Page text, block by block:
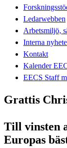
Ledarwebben
Arbetsmiljö,
Interna
Kontakt
Kalender
EECS Staff
Grattis
Till vinsten
Europas